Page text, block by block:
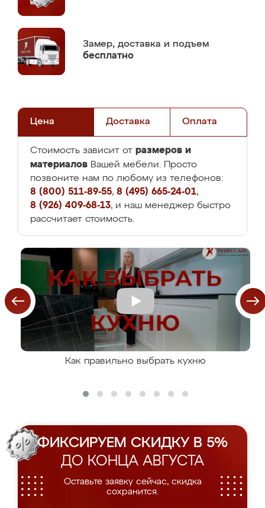
Замер, доставка и подъем
бесплатно
Цена Доставка Оплата
Стоимость зависит от размеров и
материалов Вашей мебели. Просто
позвоните нам по любому из телефонов:
8 (800) 511-89-55, 8 (495) 665-24-01,
8 (926) 409-68-13, и наш менеджер быстро
рассчитает стоимость.
Как правильно выбрать кухню
ФИКСИРУЕМ СКИДКУ В 5%
ДО КОНЦА АВГУСТА
Оставьте заявку сейчас, скидка
сохранится.